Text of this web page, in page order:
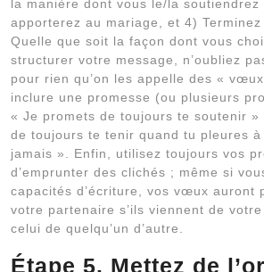
la manière dont vous le/la
apporterez au mariage, et 4)
Quelle que soit la façon dont vous
structurer votre message, n’oubliez
pour rien qu’on les appelle des «
inclure une promesse (ou plusieurs
« Je promets de toujours te soutenir »
de toujours te tenir quand tu pleures à
jamais ». Enfin, utilisez toujours vos
d’emprunter des clichés ; même si
capacités d’écriture, vos vœux auront
votre partenaire s’ils viennent de
celui de quelqu’un d’autre.
Étape 5. Mettez de